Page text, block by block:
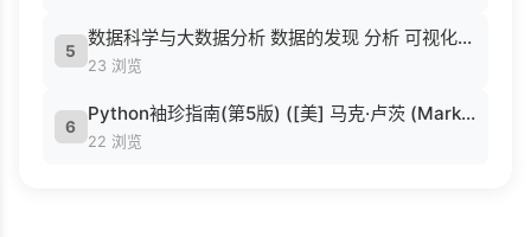
5
数据科学与大数据分析 数据的发现 分析 可视化与表示 ( etc.).epub
23 浏览
6
Python袖珍指南(第5版) ([美] 马克·卢茨 (Mark Lutz) 著 候荣涛 译).pdf
22 浏览